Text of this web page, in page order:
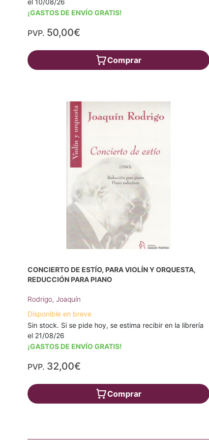
el 10/08/26
¡GASTOS DE ENVÍO GRATIS!
PVP. 50,00€
Comprar
CONCIERTO DE ESTÍO, PARA VIOLÍN Y ORQUESTA,
REDUCCIÓN PARA PIANO
Rodrigo, Joaquín
Disponible en breve
Sin stock. Si se pide hoy, se estima recibir en la librería
el 21/08/26
¡GASTOS DE ENVÍO GRATIS!
PVP. 32,00€
Comprar